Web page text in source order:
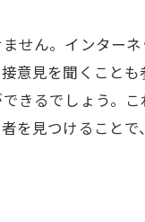
確な整備
検査の実施
な車検依頼
を活用する
せん。インター
見を聞くこと
きるでしょう。
見つけること